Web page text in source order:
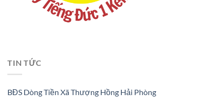
TIN TỨC
BĐS Dòng Tiền Xã Thượng Hồng Hải Phòng